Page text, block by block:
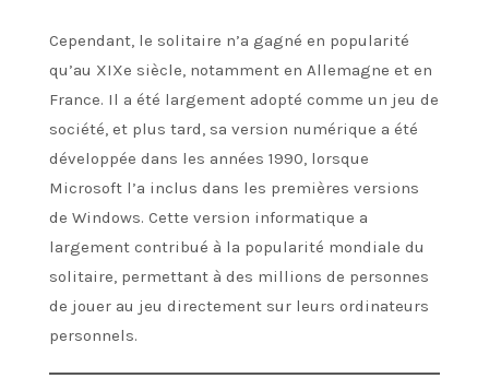
Cependant, le solitaire n’a gagné en popularité
qu’au XIXe siècle, notamment en Allemagne et en
France. Il a été largement adopté comme un jeu de
société, et plus tard, sa version numérique a été
développée dans les années 1990, lorsque
Microsoft l’a inclus dans les premières versions
de Windows. Cette version informatique a
largement contribué à la popularité mondiale du
solitaire, permettant à des millions de personnes
de jouer au jeu directement sur leurs ordinateurs
personnels.